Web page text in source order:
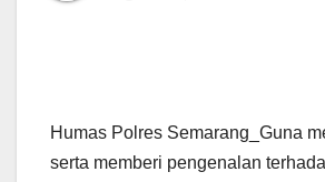
Humas Polres Semarang_Guna
serta memberi pengenalan